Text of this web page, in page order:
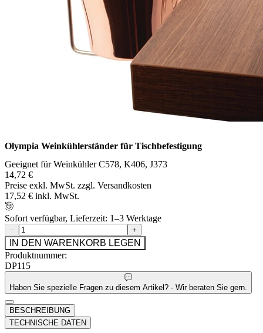
Olympia Weinkühlerständer für Tischbefestigung
Geeignet für Weinkühler C578, K406, J373
14,72 €
Preise exkl. MwSt. zzgl. Versandkosten
17,52 € inkl. MwSt.
Sofort verfügbar, Lieferzeit: 1–3 Werktage
− +
IN DEN WARENKORB LEGEN
Produktnummer:
DP115
Haben Sie spezielle Fragen zu diesem Artikel? - Wir beraten Sie gern.
BESCHREIBUNG
TECHNISCHE DATEN